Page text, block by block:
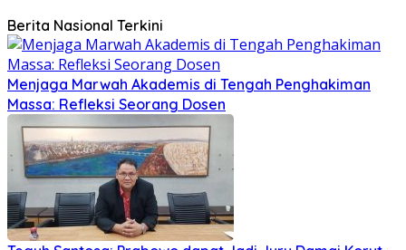
Berita Nasional Terkini
Menjaga Marwah Akademis di Tengah Penghakiman
Massa: Refleksi Seorang Dosen